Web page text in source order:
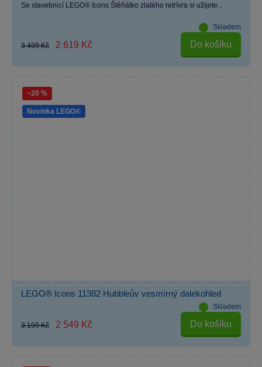
Se stavebnicí LEGO® Icons Štěňátko zlatého retrívra si užijete...
Skladem
3 499 Kč 2 619 Kč Do košíku
−20 %
Novinka LEGO®
LEGO® Icons 11382 Hubbleův vesmírný dalekohled
Skladem
3 199 Kč 2 549 Kč Do košíku